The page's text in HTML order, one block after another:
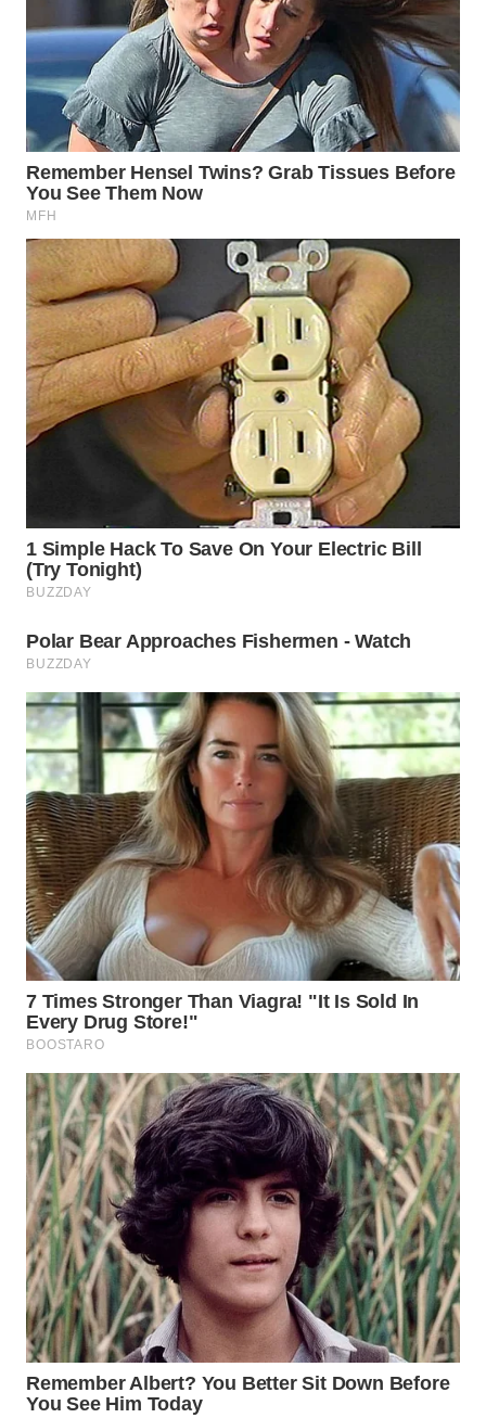
WN
SUMEDANG
WN
CIANJUR
SERIBU
WN
TANGERANG
WN
BINJAI
WN
INDRAMAYU
WN
KUNINGAN
WN
MAJALENGKA
WN
SUBANG
WN
SUKABUMI
WN
PURWAKARTA
WN
PRIANGAN
TIMUR
WN
SEMARANG
WN
SOLO
WN
BOROBUDUR
WN
MADURA